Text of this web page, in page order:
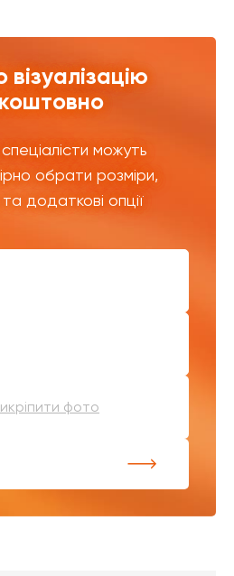
можуть
обрати розміри,
додаткові опції
фото